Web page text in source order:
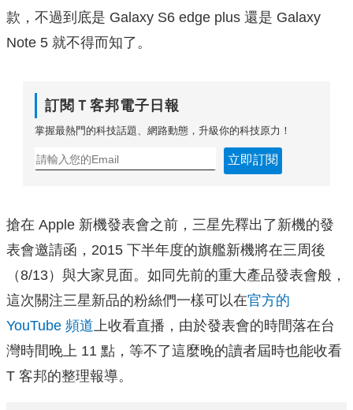
款，不過到底是 Galaxy S6 edge plus 還是 Galaxy
Note 5 就不得而知了。
訂閱Ｔ客邦電子日報
掌握最熱門的科技話題、網路動態，升級你的科技原力！
立即訂閱
搶在 Apple 新機發表會之前，三星先釋出了新機的發
表會邀請函，2015 下半年度的旗艦新機將在三周後
（8/13）與大家見面。如同先前的重大產品發表會般，
這次關注三星新品的粉絲們一樣可以在官方的
YouTube 頻道 上收看直播，由於發表會的時間落在台
灣時間晚上 11 點，等不了這麼晚的讀者屆時也能收看
T 客邦的整理報導。